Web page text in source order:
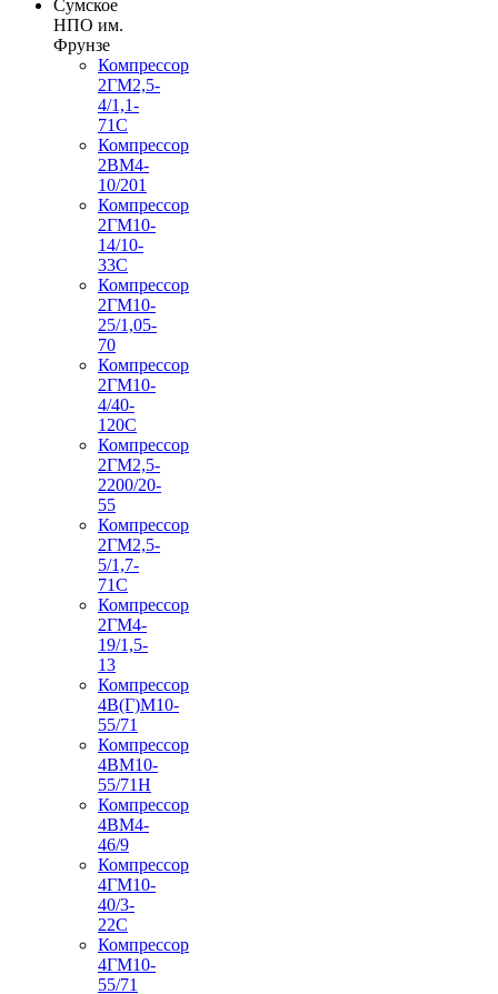
Сумское
НПО им.
Фрунзе
Компрессор
2ГМ2,5-
4/1,1-
71С
Компрессор
2ВМ4-
10/201
Компрессор
2ГМ10-
14/10-
33С
Компрессор
2ГМ10-
25/1,05-
70
Компрессор
2ГМ10-
4/40-
120С
Компрессор
2ГМ2,5-
2200/20-
55
Компрессор
2ГМ2,5-
5/1,7-
71С
Компрессор
2ГМ4-
19/1,5-
13
Компрессор
4В(Г)М10-
55/71
Компрессор
4ВМ10-
55/71Н
Компрессор
4ВМ4-
46/9
Компрессор
4ГМ10-
40/3-
22С
Компрессор
4ГМ10-
55/71